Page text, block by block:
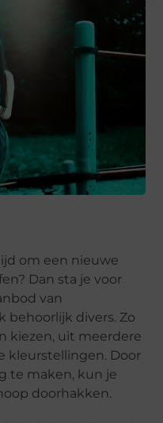
om een nieuwe
Dan sta je voor
van
behoorlijk divers. Zo
kiezen, uit meerdere
kleurstellingen. Door
te maken, kun je
doorhakken.